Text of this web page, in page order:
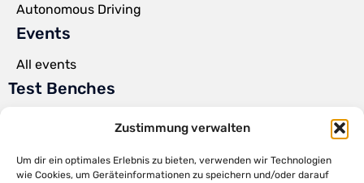
Zustimmung verwalten
Um dir ein optimales Erlebnis zu bieten, verwenden wir Technologien
wie Cookies, um Geräteinformationen zu speichern und/oder darauf
Autonomous Driving
Events
All events
Test Benches
Torque Feedback Steering Wheel